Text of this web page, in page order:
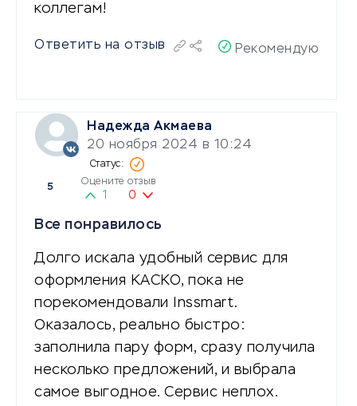
коллегам!
Ответить на отзыв Рекомендую
Надежда Акмаева
20 ноября 2024 в 10:24
5
Оцените отзыв
1 0
Все понравилось
Долго искала удобный сервис для
оформления КАСКО, пока не
порекомендовали Inssmart.
Оказалось, реально быстро:
заполнила пару форм, сразу получила
несколько предложений, и выбрала
самое выгодное. Сервис неплох.